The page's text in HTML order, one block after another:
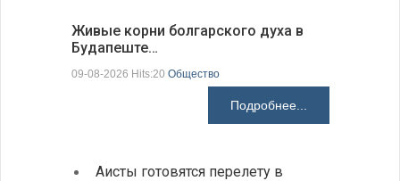
Живые корни болгарского духа в
Будапеште…
09-08-2026 Hits:20 Общество
Подробнее...
Аисты готовятся перелету в